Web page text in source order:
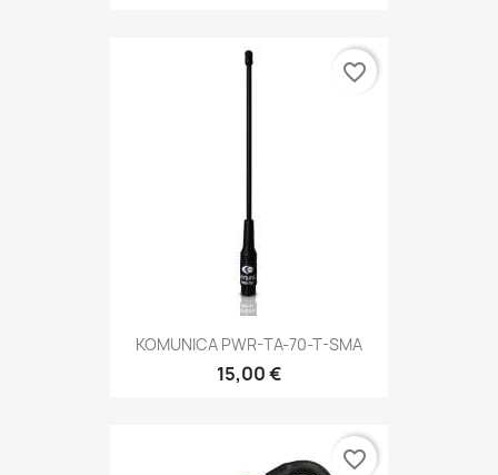
KOMUNICA PWR-TA-70-T-SMA
15,00 €
favorite_border
favorite_border